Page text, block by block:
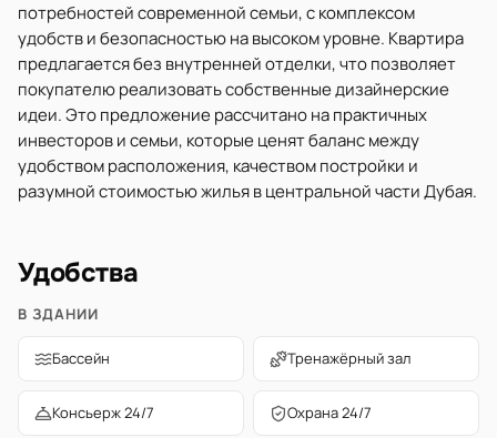
потребностей современной семьи, с комплексом
удобств и безопасностью на высоком уровне. Квартира
предлагается без внутренней отделки, что позволяет
покупателю реализовать собственные дизайнерские
идеи. Это предложение рассчитано на практичных
инвесторов и семьи, которые ценят баланс между
удобством расположения, качеством постройки и
разумной стоимостью жилья в центральной части Дубая.
Удобства
В ЗДАНИИ
Бассейн Тренажёрный зал
Консьерж 24/7 Охрана 24/7